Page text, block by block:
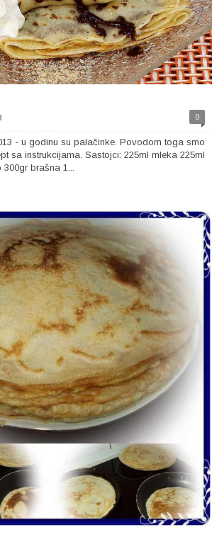
0
- u godinu su palačinke. Povodom toga smo
sa instrukcijama. Sastojci: 225ml mleka 225ml
brašna 1...